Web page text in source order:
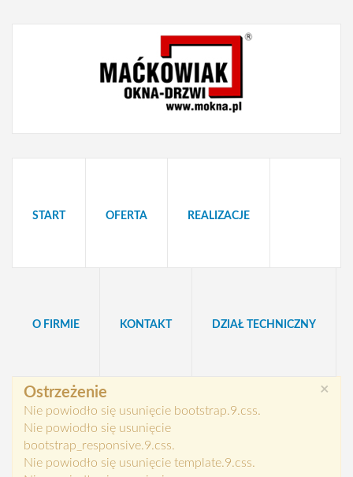
START OFERTA REALIZACJE
O FIRMIE KONTAKT DZIAŁ TECHNICZNY
×
Ostrzeżenie
Nie powiodło się usunięcie bootstrap.9.css.
Nie powiodło się usunięcie
bootstrap_responsive.9.css.
Nie powiodło się usunięcie template.9.css.